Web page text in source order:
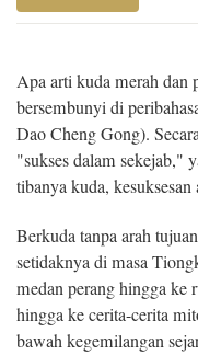
Apa arti kuda merah dan
bersembunyi di
Dao Cheng Gong).
"sukses dalam sekejab,"
tibanya kuda,
Berkuda tanpa arah
setidaknya di masa
medan perang hingga ke
hingga ke cerita-cerita
bawah kegemilangan